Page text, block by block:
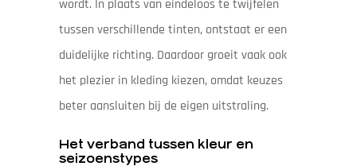
wordt. In plaats van eindeloos te twijfelen
tussen verschillende tinten, ontstaat er een
duidelijke richting. Daardoor groeit vaak ook
het plezier in kleding kiezen, omdat keuzes
beter aansluiten bij de eigen uitstraling.
Het verband tussen kleur en
seizoenstypes